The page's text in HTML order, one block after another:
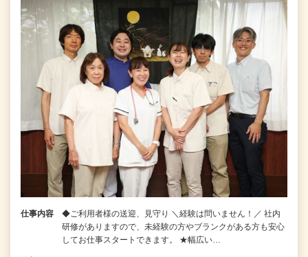
仕事内容
◆ご利用者様の送迎、見守り ＼経験は問いません！／ 社内
研修がありますので、未経験の方やブランクがある方も安心
してお仕事スタートできます。 ★幅広い…